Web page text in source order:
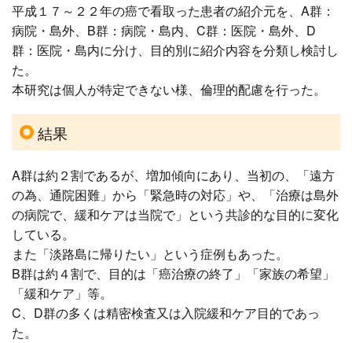
平成１７～２２年の癌で看取った患者の紹介元を、A群：
病院・島外、B群：病院・島内、C群：医院・島外、D
群：医院・島内に分け、目的別に紹介内容を分類し検討し
た。
本研究は個人が特定できない様、倫理的配慮を行った。
結果
A群は約２割であるが、増加傾向にあり、当初の、「遠方
の為、通院困難」から「緊急時の対応」や、「治療は島外
の病院で、緩和ケアは当院で」という共診的な目的に変化
している。
また「淡路島に帰りたい」という症例もあった。
B群は約４割で、目的は「癌治療の終了」「家族の希望」
「緩和ケア」等。
C、D群の多くは精密検査又は入院緩和ケア目的であっ
た。